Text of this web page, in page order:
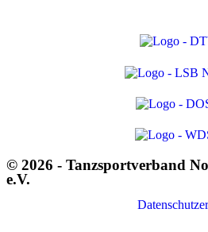
© 2026 - Tanzsportverband
e.V.